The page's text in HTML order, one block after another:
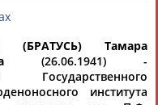
Юлия
АБАЛАКИНА
коньках
(БРАТУСЬ) Тамара
(26.06.1941) -
Государственного
института